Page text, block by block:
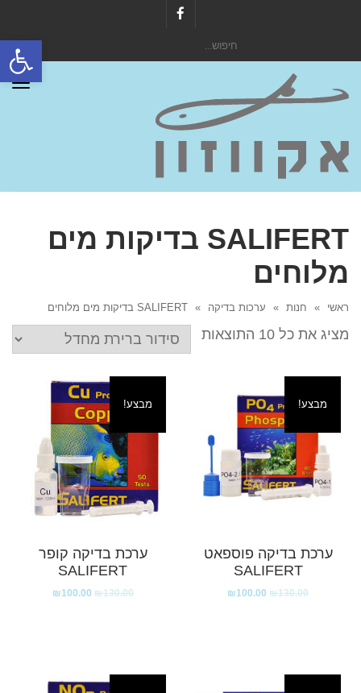
פתח
SALIFERT בדיקות מים
מלוחים
ראשי » חנות » ערכות בדיקה » SALIFERT בדיקות מים מלוחים
מציג את כל 10 התוצאות
מבצע!
ערכת בדיקה פוספאט
SALIFERT
₪130.00
₪100.00
מבצע!
ערכת בדיקה קופר
SALIFERT
₪130.00
₪100.00